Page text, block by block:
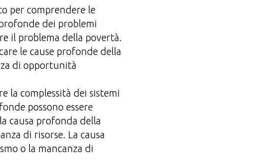
per comprendere le
dei problemi
il problema della povertà.
le cause profonde della
di opportunità
la complessità dei sistemi
possono essere
causa profonda della
di risorse. La causa
o la mancanza di